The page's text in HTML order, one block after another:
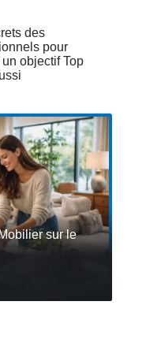
des
pour
objectif Top
sur le